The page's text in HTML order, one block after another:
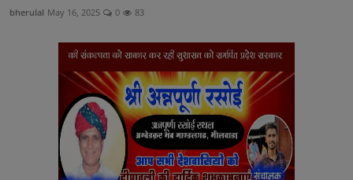
bherulal May 16, 2025 0 83